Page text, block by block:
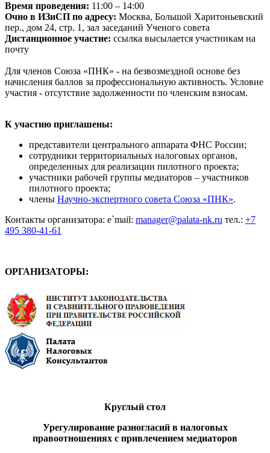
Время проведения: 11:00 – 14:00
Очно в ИЗиСП по адресу: Москва, Большой Харитоньевский
пер., дом 24, стр. 1, зал заседаний Ученого совета
Дистанционное участие: ссылка высылается участникам на
почту
Для членов Союза «ПНК» - на безвозмездной основе без
начисления баллов за профессиональную активность. Условие
участия - отсутствие задолженности по членским взносам.
К участию приглашены:
представители центрального аппарата ФНС России;
сотрудники территориальных налоговых органов,
определенных для реализации пилотного проекта;
участники рабочей группы медиаторов – участников
пилотного проекта;
члены Научно-экспертного совета Союза «ПНК».
Контакты организатора: e`mail: manager@palata-nk.ru тел.: +7
495 380-41-61
ОРГАНИЗАТОРЫ:
Круглый стол
Урегулирование разногласий в налоговых
правоотношениях с привлечением медиаторов